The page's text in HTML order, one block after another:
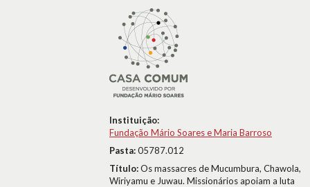
Instituição:
Fundação Mário Soares e Maria Barroso
Pasta:05787.012
Título:Os massacres de Mucumbura, Chawola,
Wiriyamu e Juwau. Missionários apoiam a luta